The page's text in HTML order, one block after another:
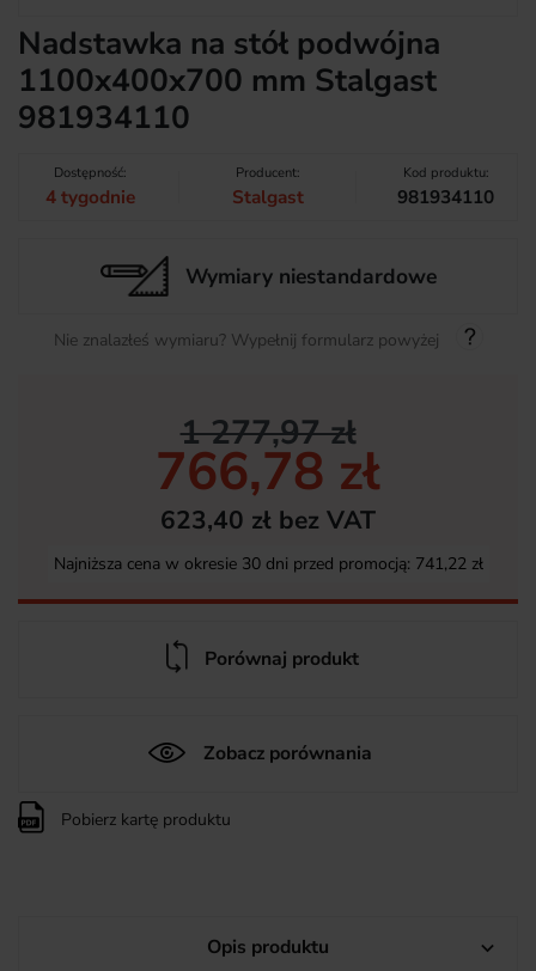
Nadstawka na stół podwójna
1100x400x700 mm Stalgast
981934110
Dostępność:
4 tygodnie
Producent:
Stalgast
Kod produktu:
981934110
Wymiary niestandardowe
Nie znalazłeś wymiaru? Wypełnij formularz powyżej
1 277,97 zł
766,78 zł
623,40 zł bez VAT
Najniższa cena w okresie 30 dni przed promocją: 741,22 zł
Porównaj produkt
Zobacz porównania
Pobierz kartę produktu
Opis produktu 